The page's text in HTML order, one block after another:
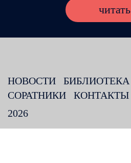
читать
НОВОСТИ БИБЛИОТЕКА
СОРАТНИКИ
КОНТАКТЫ
2026